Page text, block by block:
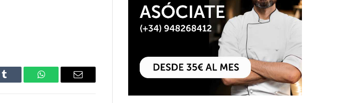
Tumblr WhatsAppEmail